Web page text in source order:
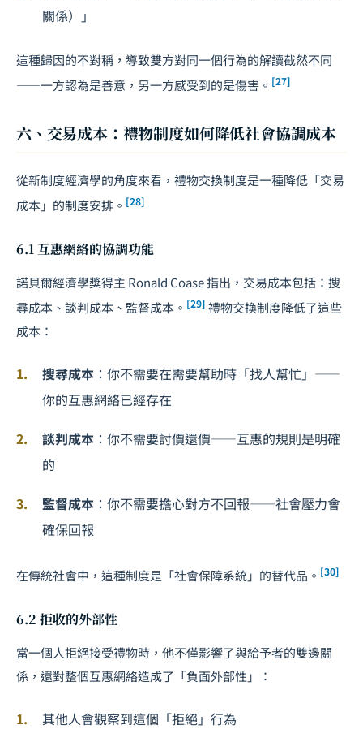
關係）」
這種歸因的不對稱，導致雙方對同一個行為的解讀截然不同
——一方認為是善意，另一方感受到的是傷害。 [27]
六、交易成本：禮物制度如何降低社會協調成本
從新制度經濟學的角度來看，禮物交換制度是一種降低「交易
成本」的制度安排。 [28]
6.1 互惠網絡的協調功能
諾貝爾經濟學獎得主 Ronald Coase 指出，交易成本包括：搜
尋成本、 談判成本、監督成本。 [29] 禮物交換制度降低了這些
成本：
搜尋成本 ：你不需要在需要幫助時「找人幫忙」——
你的互惠網絡已經存在
談判成本 ：你不需要討價還價——互惠的規則是明確
的
監督成本 ：你不需要擔心對方不回報——社會壓力會
確保回報
在傳統社會中，這種制度是「社會保障系統」的替代品。 [30]
6.2 拒收的外部性
當一個人拒絕接受禮物時，他不僅影響了與給予者的雙邊關
係，還對整個互惠網絡造成了「負面外部性」：
其他人會觀察到這個「拒絕」行為